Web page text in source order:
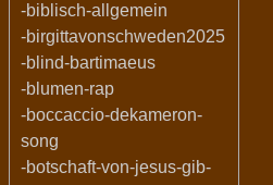
-biblisch-allgemein
-birgittavonschweden2025
-blind-bartimaeus
-blumen-rap
-boccaccio-dekameron-
song
-botschaft-von-jesus-gib-